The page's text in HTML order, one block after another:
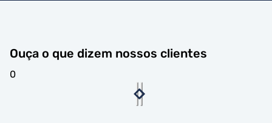
Ouça o que dizem nossos clientes
0